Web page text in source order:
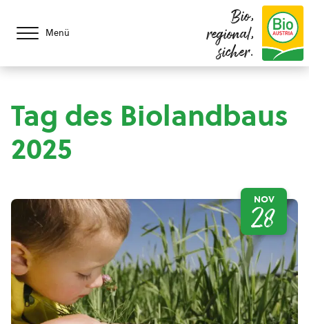
Menü
Bio,
regional,
sicher.
Tag des Biolandbaus
2025
NOV
28